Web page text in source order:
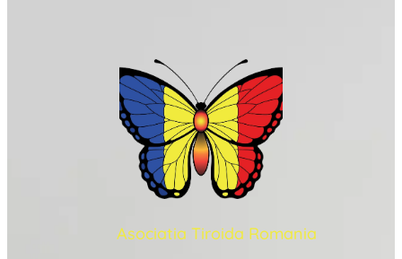
Asociatia Tiroida Romania